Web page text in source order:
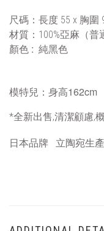
尺碼：長度 55 x 胸圍
材質：100%亞麻（普
顏色 : 純黑色
模特兒：身高162cm
*全新出售,清潔顧慮,
日本品牌 立陶宛生產